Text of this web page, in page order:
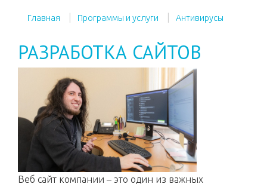
Главная Программы и услуги Антивирусы
РАЗРАБОТКА САЙТОВ
Веб сайт компании – это один из важных